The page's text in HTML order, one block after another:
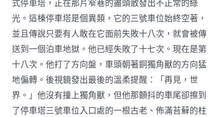
式停車塔，正在那片窄巷的盡頭散發出不正常的綠
光。這棟停車塔是個異類，它的三號車位始終空著，
並且傳說只要有人敢在它面前失敗十八次，就會被傳
送到一個泊車地獄。他已經失敗了十七次。現在是第
十八次。他打了方向盤，車頭朝著銅獨角獸的方向猛
地偏轉。後視鏡發出最後的溫柔提醒：「再見，世
界。」他沒有撞上獨角獸，但他那顫抖的車尾卻擦到
了停車塔三號車位入口處的一根古老、佈滿苔蘚的柱